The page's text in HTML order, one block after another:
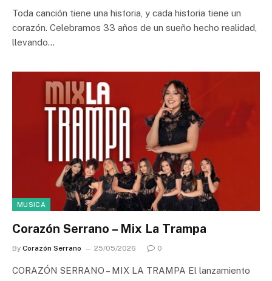
Toda canción tiene una historia, y cada historia tiene un
corazón. Celebramos 33 años de un sueño hecho realidad,
llevando…
MUSICA
Corazón Serrano – Mix La Trampa
By Corazón Serrano 25/05/2026 0
CORAZÓN SERRANO – MIX LA TRAMPA El lanzamiento